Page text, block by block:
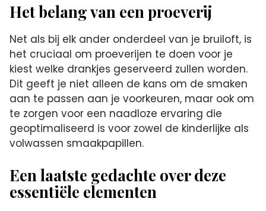
Het belang van een proeverij
Net als bij elk ander onderdeel van je bruiloft, is
het cruciaal om proeverijen te doen voor je
kiest welke drankjes geserveerd zullen worden.
Dit geeft je niet alleen de kans om de smaken
aan te passen aan je voorkeuren, maar ook om
te zorgen voor een naadloze ervaring die
geoptimaliseerd is voor zowel de kinderlijke als
volwassen smaakpapillen.
Een laatste gedachte over deze
essentiële elementen